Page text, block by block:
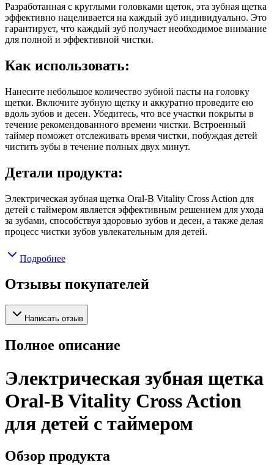
Разработанная с круглыми головками щеток, эта зубная щетка
эффективно нацеливается на каждый зуб индивидуально. Это
гарантирует, что каждый зуб получает необходимое внимание
для полной и эффективной чистки.
Как использовать:
Нанесите небольшое количество зубной пасты на головку
щетки. Включите зубную щетку и аккуратно проведите ею
вдоль зубов и десен. Убедитесь, что все участки покрыты в
течение рекомендованного времени чистки. Встроенный
таймер поможет отслеживать время чистки, побуждая детей
чистить зубы в течение полных двух минут.
Детали продукта:
Электрическая зубная щетка Oral-B Vitality Cross Action для
детей с таймером является эффективным решением для ухода
за зубами, способствуя здоровью зубов и десен, а также делая
процесс чистки зубов увлекательным для детей.
Подробнее
Отзывы покупателей
Написать отзыв
Полное описание
Электрическая зубная щетка
Oral-B Vitality Cross Action
для детей с таймером
Обзор продукта